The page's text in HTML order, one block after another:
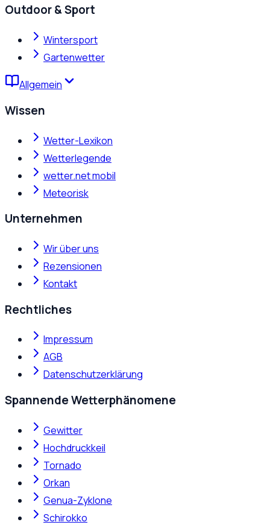
Outdoor & Sport
Wintersport
Gartenwetter
Allgemein
Wissen
Wetter-Lexikon
Wetterlegende
wetter.net mobil
Meteorisk
Unternehmen
Wir über uns
Rezensionen
Kontakt
Rechtliches
Impressum
AGB
Datenschutzerklärung
Spannende Wetterphänomene
Gewitter
Hochdruckkeil
Tornado
Orkan
Genua-Zyklone
Schirokko